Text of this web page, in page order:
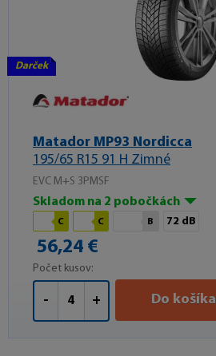
Darček
Matador MP93 Nordicca
195/65 R15 91 H Zimné
EVC M+S 3PMSF
Skladom na 2 pobočkách
C C B 72 dB
56,24 €
Počet kusov:
- + Do košíka